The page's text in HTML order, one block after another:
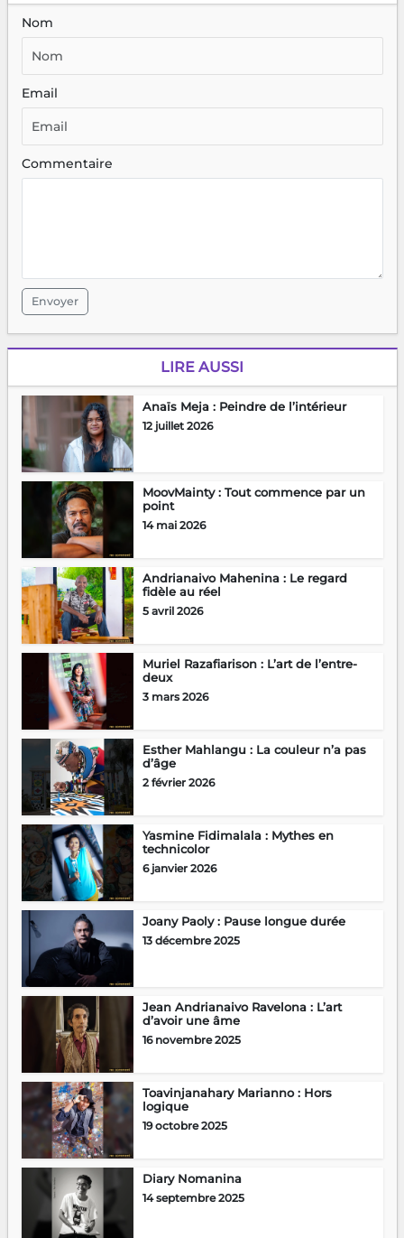
Nom
Email
Commentaire
Envoyer
LIRE AUSSI
Anaïs Meja : Peindre de l’intérieur
12 juillet 2026
MoovMainty : Tout commence par un
point
14 mai 2026
Andrianaivo Mahenina : Le regard
fidèle au réel
5 avril 2026
Muriel Razafiarison : L’art de l’entre-
deux
3 mars 2026
Esther Mahlangu : La couleur n’a pas
d’âge
2 février 2026
Yasmine Fidimalala : Mythes en
technicolor
6 janvier 2026
Joany Paoly : Pause longue durée
13 décembre 2025
Jean Andrianaivo Ravelona : L’art
d’avoir une âme
16 novembre 2025
Toavinjanahary Marianno : Hors
logique
19 octobre 2025
Diary Nomanina
14 septembre 2025